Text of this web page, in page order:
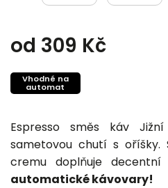
od 309 Kč
Espresso směs káv
sametovou chutí s
cremu doplňuje decentní
automatické kávovary!
Vhodné na
automat